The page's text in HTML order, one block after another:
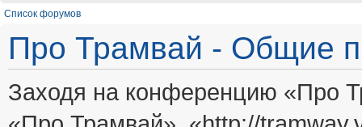
Список форумов
Про Трамвай - Общие
Заходя на конференцию «Про